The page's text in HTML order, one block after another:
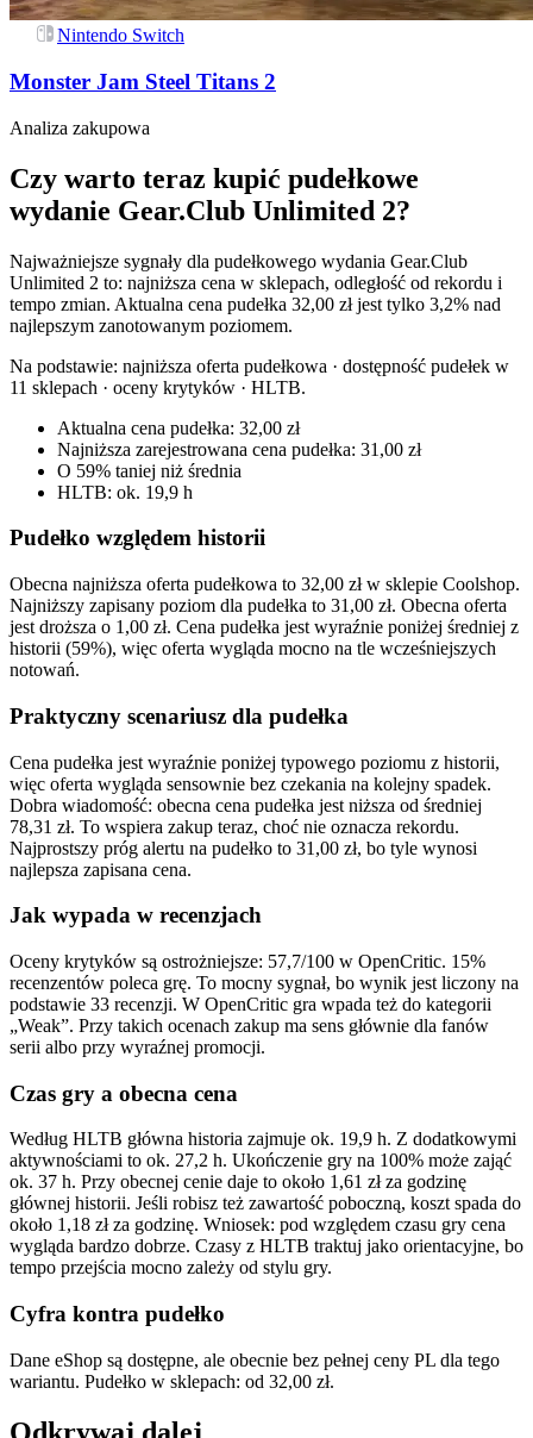
Nintendo Switch
Monster Jam Steel Titans 2
Analiza zakupowa
Czy warto teraz kupić pudełkowe
wydanie Gear.Club Unlimited 2?
Najważniejsze sygnały dla pudełkowego wydania Gear.Club
Unlimited 2 to: najniższa cena w sklepach, odległość od rekordu i
tempo zmian. Aktualna cena pudełka 32,00 zł jest tylko 3,2% nad
najlepszym zanotowanym poziomem.
Na podstawie: najniższa oferta pudełkowa · dostępność pudełek w
11 sklepach · oceny krytyków · HLTB.
Aktualna cena pudełka: 32,00 zł
Najniższa zarejestrowana cena pudełka: 31,00 zł
O 59% taniej niż średnia
HLTB: ok. 19,9 h
Pudełko względem historii
Obecna najniższa oferta pudełkowa to 32,00 zł w sklepie Coolshop.
Najniższy zapisany poziom dla pudełka to 31,00 zł. Obecna oferta
jest droższa o 1,00 zł. Cena pudełka jest wyraźnie poniżej średniej z
historii (59%), więc oferta wygląda mocno na tle wcześniejszych
notowań.
Praktyczny scenariusz dla pudełka
Cena pudełka jest wyraźnie poniżej typowego poziomu z historii,
więc oferta wygląda sensownie bez czekania na kolejny spadek.
Dobra wiadomość: obecna cena pudełka jest niższa od średniej
78,31 zł. To wspiera zakup teraz, choć nie oznacza rekordu.
Najprostszy próg alertu na pudełko to 31,00 zł, bo tyle wynosi
najlepsza zapisana cena.
Jak wypada w recenzjach
Oceny krytyków są ostrożniejsze: 57,7/100 w OpenCritic. 15%
recenzentów poleca grę. To mocny sygnał, bo wynik jest liczony na
podstawie 33 recenzji. W OpenCritic gra wpada też do kategorii
„Weak”. Przy takich ocenach zakup ma sens głównie dla fanów
serii albo przy wyraźnej promocji.
Czas gry a obecna cena
Według HLTB główna historia zajmuje ok. 19,9 h. Z dodatkowymi
aktywnościami to ok. 27,2 h. Ukończenie gry na 100% może zająć
ok. 37 h. Przy obecnej cenie daje to około 1,61 zł za godzinę
głównej historii. Jeśli robisz też zawartość poboczną, koszt spada do
około 1,18 zł za godzinę. Wniosek: pod względem czasu gry cena
wygląda bardzo dobrze. Czasy z HLTB traktuj jako orientacyjne, bo
tempo przejścia mocno zależy od stylu gry.
Cyfra kontra pudełko
Dane eShop są dostępne, ale obecnie bez pełnej ceny PL dla tego
wariantu. Pudełko w sklepach: od 32,00 zł.
Odkrywaj dalej